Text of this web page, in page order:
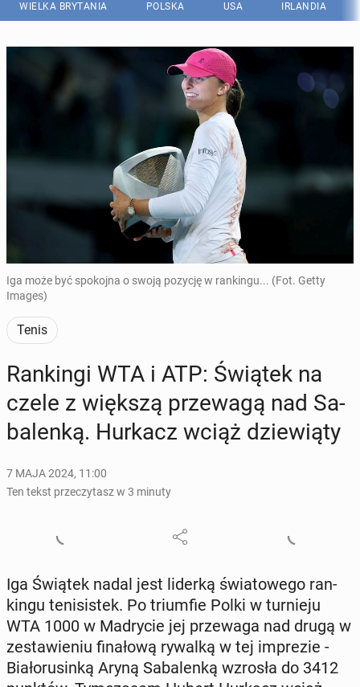
WIELKA BRYTANIA POLSKA USA IRLANDIA
Iga może być spokojna o swoją pozycję w rankingu... (Fot. Getty
Images)
Tenis
Ran­kin­gi WTA i ATP: Świątek na
czele z większą prze­wa­gą nad Sa­
ba­len­ką. Hurkacz wciąż dzie­wią­ty
7 MAJA 2024, 11:00
Ten tekst przeczytasz w 3 minuty
Iga Świątek nadal jest liderką świa­to­we­go ran­
kin­gu te­ni­si­stek. Po trium­fie Polki w tur­nie­ju
WTA 1000 w Ma­dry­cie jej prze­wa­ga nad drugą w
ze­sta­wie­niu fi­na­ło­wą rywalką w tej im­pre­zie -
Bia­ło­ru­sin­ką Aryną Sa­ba­len­ką wzrosła do 3412